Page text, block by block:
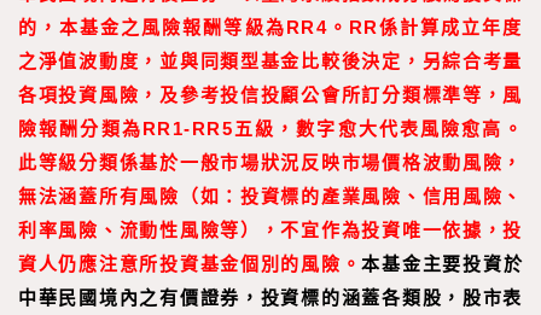
的，本基金之風險報酬等級為RR4。RR係計算成立年度
之淨值波動度，並與同類型基金比較後決定，另綜合考量
各項投資風險，及參考投信投顧公會所訂分類標準等，風
險報酬分類為RR1-RR5五級，數字愈大代表風險愈高。
此等級分類係基於一般市場狀況反映市場價格波動風險，
無法涵蓋所有風險（如：投資標的產業風險、信用風險、
利率風險、流動性風險等），不宜作為投資唯一依據，投
資人仍應注意所投資基金個別的風險。本基金主要投資於
中華民國境內之有價證券，投資標的涵蓋各類股，股市表